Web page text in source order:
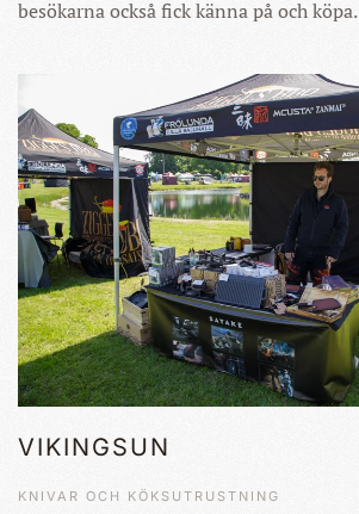
besökarna också fick känna på och köpa.
VIKINGSUN
KNIVAR OCH KÖKSUTRUSTNING